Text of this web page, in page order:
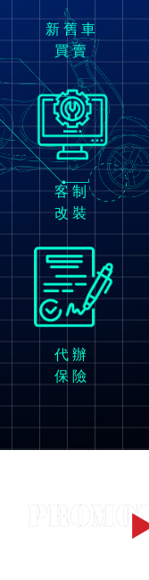
新舊車
買賣
客制
改裝
代辦
保險